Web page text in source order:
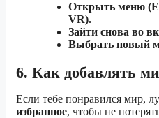
Открыть меню
VR).
Зайти снова во
Выбрать новый
6. Как добавлять
Если тебе понравился мир,
избранное, чтобы не